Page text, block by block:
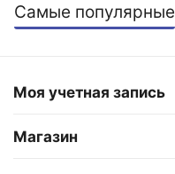
Самые популярные
Моя учетная запись
Магазин